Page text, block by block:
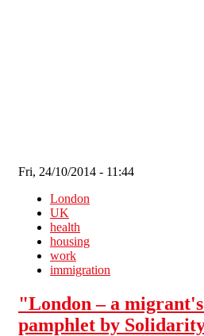
Fri, 24/10/2014 - 11:44
London
UK
health
housing
work
immigration
"London – a
pamphlet by